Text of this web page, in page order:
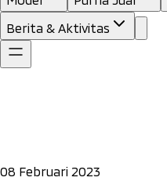
Berita & Aktivitas
08 Februari 2023